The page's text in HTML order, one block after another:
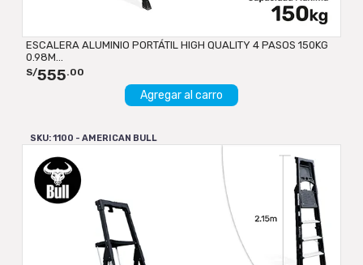
ESCALERA ALUMINIO PORTÁTIL HIGH QUALITY 4 PASOS 150KG
0.98M...
S/555.00
Agregar al carro
SKU: 1100 - AMERICAN BULL